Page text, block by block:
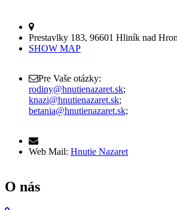
Prestavlky 183, 96601 Hliník nad
SHOW MAP
Pre Vaše otázky:
rodiny@hnutienazaret.sk;
knazi@hnutienazaret.sk;
betania@hnutienazaret.sk;
Web Mail: Hnutie Nazaret
O nás